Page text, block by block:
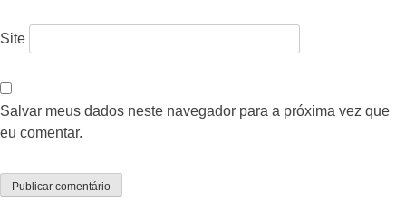
Site
Salvar meus dados neste navegador para a próxima vez que
eu comentar.